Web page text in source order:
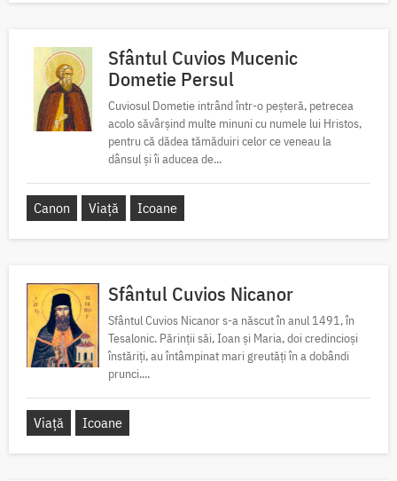
Sfântul Cuvios Mucenic
Dometie Persul
Cuviosul Dometie intrând într-o peșteră, petrecea
acolo săvârșind multe minuni cu numele lui Hristos,
pentru că dădea tămăduiri celor ce veneau la
dânsul și îi aducea de...
Canon Viață Icoane
Sfântul Cuvios Nicanor
Sfântul Cuvios Nicanor s-a născut în anul 1491, în
Tesalonic. Părinții săi, Ioan și Maria, doi credincioși
înstăriți, au întâmpinat mari greutăți în a dobândi
prunci....
Viață Icoane